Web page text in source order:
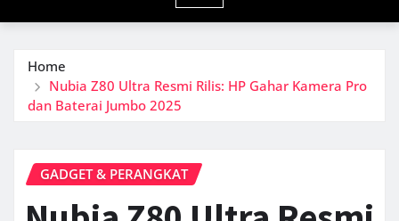
Home
Nubia Z80 Ultra Resmi Rilis: HP Gahar Kamera Pro
dan Baterai Jumbo 2025
GADGET & PERANGKAT